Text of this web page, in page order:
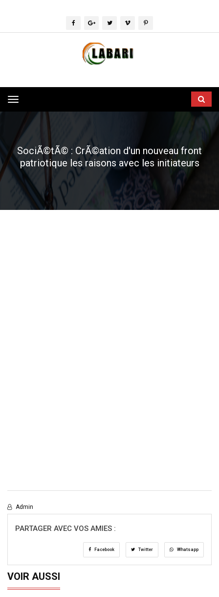
Toggle
navigation
SociÃ©tÃ© : CrÃ©ation d'un nouveau front
patriotique les raisons avec les initiateurs
Admin
PARTAGER AVEC VOS AMIES :
Facebook Twitter Whatsapp
VOIR AUSSI